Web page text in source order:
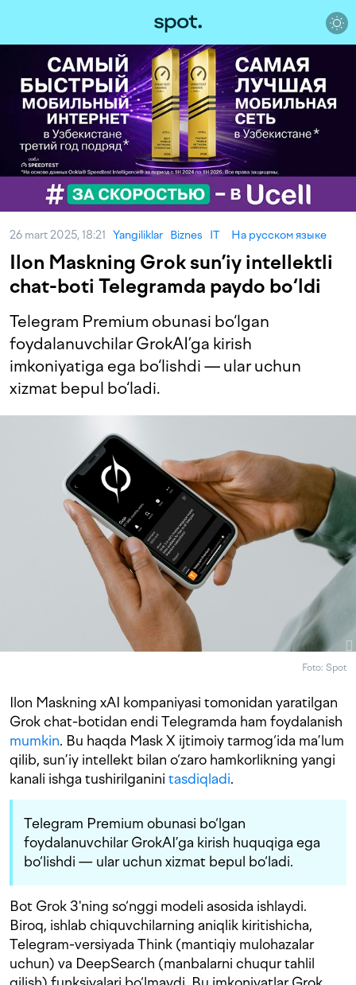
26 mart 2025, 18:21 Yangiliklar Biznes IT На русском языке
Ilon Maskning Grok sun’iy intellektli
chat-boti Telegramda paydo bo‘ldi
Telegram Premium obunasi bo‘lgan
foydalanuvchilar GrokAI’ga kirish
imkoniyatiga ega bo‘lishdi — ular uchun
xizmat bepul bo‘ladi.
Foto: Spot
Ilon Maskning xAI kompaniyasi tomonidan yaratilgan
Grok chat-botidan endi Telegramda ham foydalanish
mumkin. Bu haqda Mask X ijtimoiy tarmog‘ida ma’lum
qilib, sun’iy intellekt bilan o‘zaro hamkorlikning yangi
kanali ishga tushirilganini tasdiqladi.
Telegram Premium obunasi bo‘lgan
foydalanuvchilar GrokAI’ga kirish huquqiga ega
bo‘lishdi — ular uchun xizmat bepul bo‘ladi.
Bot Grok 3'ning so‘nggi modeli asosida ishlaydi.
Biroq, ishlab chiquvchilarning aniqlik kiritishicha,
Telegram-versiyada Think (mantiqiy mulohazalar
uchun) va DeepSearch (manbalarni chuqur tahlil